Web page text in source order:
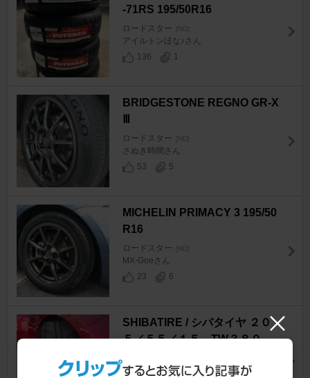
-71RS 195/50R16
ロードスター [ND]
アイルトンほな♪さん
136
1
BRIDGESTONE REGNO GR-X
ロードスター [ND]
さぬき時間さん
53
5
MICHELIN PRIMACY 3 195/50
R16
ロードスター [ND]
MX-Goeさん
23
6
SHIBATIRE / シバタイヤ ２０
５／５５／１５ TW３８０
ロードスター
ペケkazさん